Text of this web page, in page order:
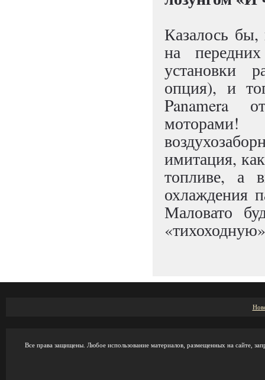
Казалось
на
установки
опция), и
Panamera
имитация,
топливе, а
охлаждения
Маловато
Все права защищены. Любое использование материалов, размещенных на сайте,